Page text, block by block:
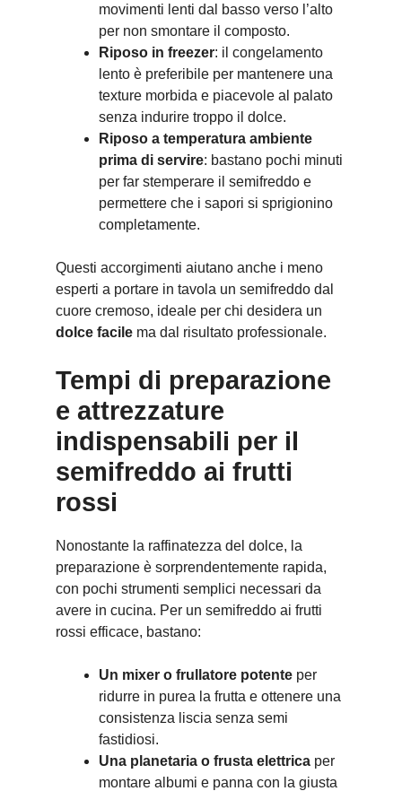
movimenti lenti dal basso verso l’alto
per non smontare il composto.
Riposo in freezer: il congelamento
lento è preferibile per mantenere una
texture morbida e piacevole al palato
senza indurire troppo il dolce.
Riposo a temperatura ambiente
prima di servire: bastano pochi minuti
per far stemperare il semifreddo e
permettere che i sapori si sprigionino
completamente.
Questi accorgimenti aiutano anche i meno
esperti a portare in tavola un semifreddo dal
cuore cremoso, ideale per chi desidera un
dolce facile ma dal risultato professionale.
Tempi di preparazione
e attrezzature
indispensabili per il
semifreddo ai frutti
rossi
Nonostante la raffinatezza del dolce, la
preparazione è sorprendentemente rapida,
con pochi strumenti semplici necessari da
avere in cucina. Per un semifreddo ai frutti
rossi efficace, bastano:
Un mixer o frullatore potente per
ridurre in purea la frutta e ottenere una
consistenza liscia senza semi
fastidiosi.
Una planetaria o frusta elettrica per
montare albumi e panna con la giusta